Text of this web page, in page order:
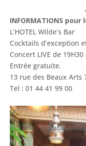
INFORMATIONS pour
L’HOTEL Wilde’s Bar
Cocktails d’exception
Concert LIVE de 19H30
Entrée gratuite.
13 rue des Beaux Arts
Tel : 01 44 41 99 00